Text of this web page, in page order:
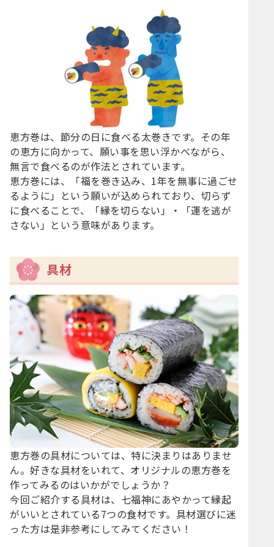
恵方巻は、節分の日に食べる太巻きです。その年
の恵方に向かって、願い事を思い浮かべながら、
無言で食べるのが作法とされています。
恵方巻には、「福を巻き込み、1年を無事に過ごせ
るように」という願いが込められており、切らず
に食べることで、「縁を切らない」・「運を逃が
さない」という意味があります。
具材
恵方巻の具材については、特に決まりはありませ
ん。好きな具材をいれて、オリジナルの恵方巻を
作ってみるのはいかがでしょうか？
今回ご紹介する具材は、七福神にあやかって縁起
がいいとされている7つの食材です。具材選びに迷
った方は是非参考にしてみてください！